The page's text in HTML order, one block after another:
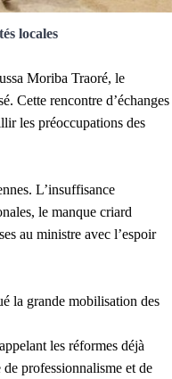
locales
Moriba Traoré, le
Cette rencontre d’échanges
les préoccupations des
L’insuffisance
le manque criard
au ministre avec l’espoir
la grande mobilisation des
les réformes déjà
professionnalisme et de